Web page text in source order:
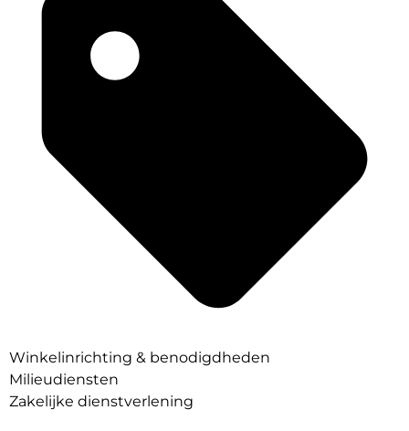
Winkelinrichting & benodigdheden
Milieudiensten
Zakelijke dienstverlening